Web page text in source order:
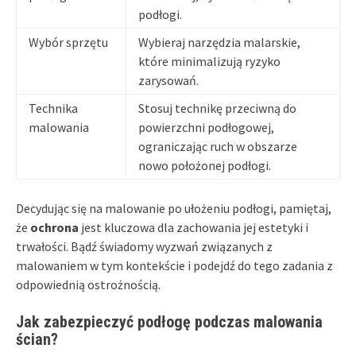
podłogi.
Wybór sprzętu
Wybieraj narzędzia malarskie,
które minimalizują ryzyko
zarysowań.
Technika
malowania
Stosuj technikę przeciwną do
powierzchni podłogowej,
ograniczając ruch w obszarze
nowo położonej podłogi.
Decydując się na malowanie po ułożeniu podłogi, pamiętaj,
że ochrona jest kluczowa dla zachowania jej estetyki i
trwałości. Bądź świadomy wyzwań związanych z
malowaniem w tym kontekście i podejdź do tego zadania z
odpowiednią ostrożnością.
Jak zabezpieczyć podłogę podczas malowania
ścian?